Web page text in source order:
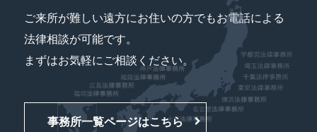
ご来所が難しい遠方にお住いの方でもお電話による
法律相談が可能です。
まずはお気軽にご相談ください。
事務所一覧ページはこちら